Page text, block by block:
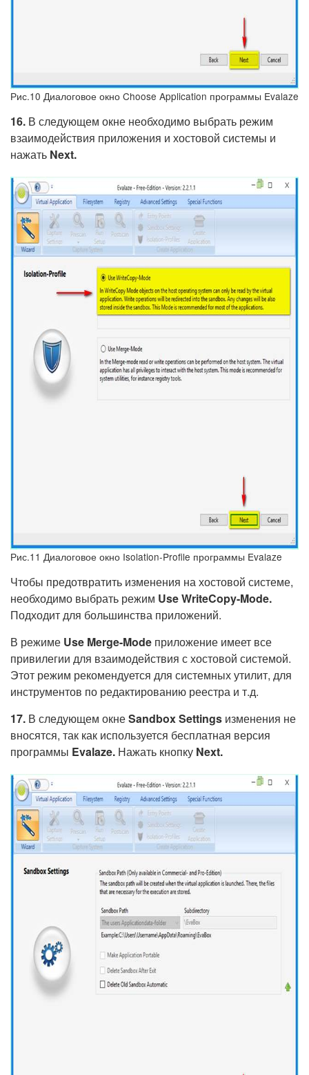
Рис.10 Диалоговое окно Choose Application программы Evalaze
16. В следующем окне необходимо выбрать режим
взаимодействия приложения и хостовой системы и
нажать Next.
Рис.11 Диалоговое окно Isolation-Profile программы Evalaze
Чтобы предотвратить изменения на хостовой системе,
необходимо выбрать режим UseWriteCopy-Mode.
Подходит для большинства приложений.
В режиме Use Merge-Mode приложение имеет все
привилегии для взаимодействия с хостовой системой.
Этот режим рекомендуется для системных утилит, для
инструментов по редактированию реестра и т.д.
17. В следующем окнеSandboxSettings изменения не
вносятся, так как используется бесплатная версия
программы Evalaze. Нажать кнопку Next.